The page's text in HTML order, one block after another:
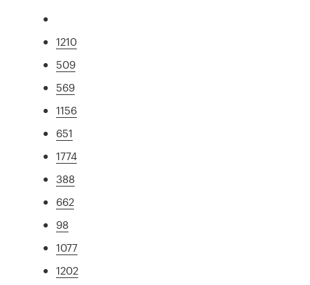
1210
509
569
1156
651
1774
388
662
98
1077
1202